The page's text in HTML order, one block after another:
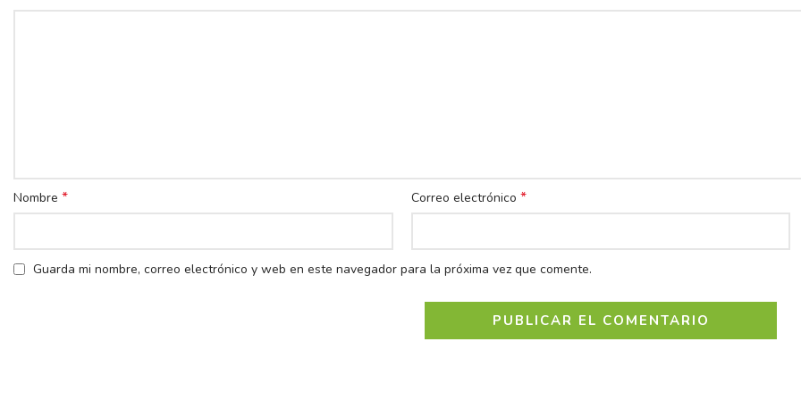
Nombre * Correo electrónico *
Guarda mi nombre, correo electrónico y web en este navegador para la próxima vez que comente.